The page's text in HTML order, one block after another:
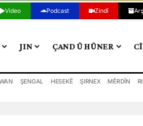
Video Podcast Zindî
JIN ÇAND Û HÛNER
ŞENGAL HESEKÊ ŞIRNEX MÊRDÎN